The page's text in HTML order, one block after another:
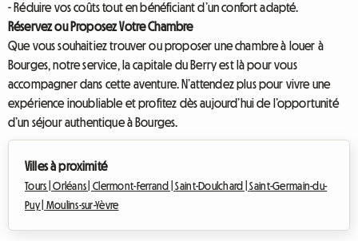
- Réduire vos coûts tout en bénéficiant d’un confort adapté.
Réservez ou Proposez Votre Chambre
Que vous souhaitiez trouver ou proposer une chambre à louer à
Bourges, notre service, la capitale du Berry est là pour vous
accompagner dans cette aventure. N’attendez plus pour vivre une
expérience inoubliable et profitez dès aujourd’hui de l’opportunité
d’un séjour authentique à Bourges.
Villes à proximité
Tours |Orléans |Clermont-Ferrand |Saint-Doulchard |Saint-Germain-du-
Puy | Moulins-sur-Yèvre